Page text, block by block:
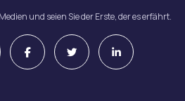
und seien Sie der Erste, der es erfährt.